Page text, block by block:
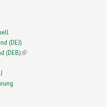
(DEJ)
(DEB)(link is external)